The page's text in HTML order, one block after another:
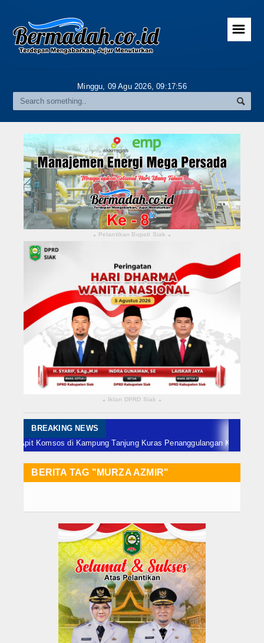
Home
Gallery
Riau
Daerah
Pekanbaru
Pelalawan
Kampar
Rokan Hulu
Bengkalis
Meranti
Indragiri Hulu
Kuansing
Siak
Nasional
Budaya & Pariwisata
☰
Minggu, 09 Agu 2026,09:17:56
▴ Pelantikan Bupati Siak ▴
▴ Iklan DPRD Siak ▴
BREAKING NEWS
Komsos di Kampung Tanjung KurasPenanggulangan Karhutla di
BERITA TAG "MURZA AZMIR"